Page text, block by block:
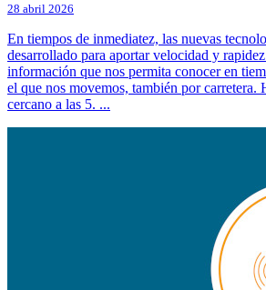
28 abril 2026
En tiempos de inmediatez, las nuevas
desarrollado para aportar velocidad y
información que nos permita conocer en
el que nos movemos, también por carretera.
cercano a las 5. ...